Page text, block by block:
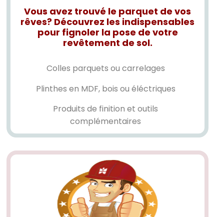
Vous avez trouvé le parquet de vos
rêves? Découvrez les indispensables
pour fignoler la pose de votre
revêtement de sol.
Colles parquets ou carrelages
Plinthes en MDF, bois ou éléctriques
Produits de finition et outils
complémentaires